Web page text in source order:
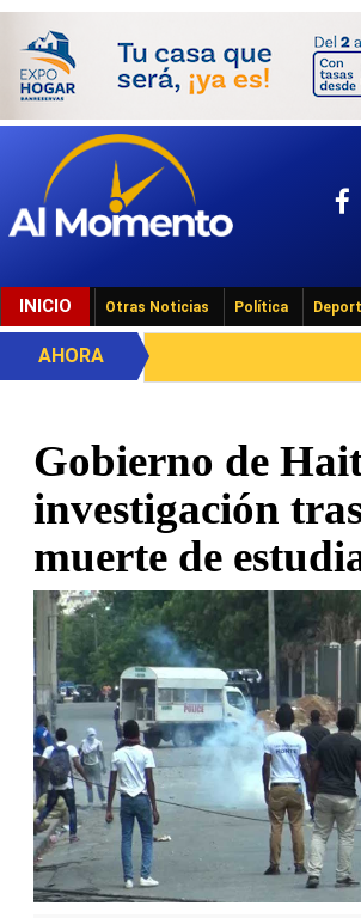
INICIO Otras Noticias Política
AHORA
Gobierno de
investigación
muerte de